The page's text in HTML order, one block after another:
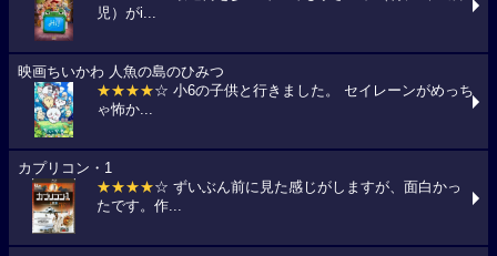
児）がi...
映画ちいかわ 人魚の島のひみつ
★★★★☆ 小6の子供と行きました。 セイレーンがめっち
ゃ怖か...
カプリコン・1
★★★★☆ ずいぶん前に見た感じがしますが、面白かっ
たです。作...